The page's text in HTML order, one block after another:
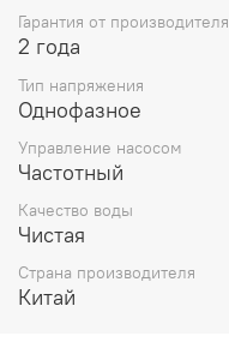
Гарантия от производителя
2 года
Тип напряжения
Однофазное
Управление насосом
Частотный
Качество воды
Чистая
Страна производителя
Китай